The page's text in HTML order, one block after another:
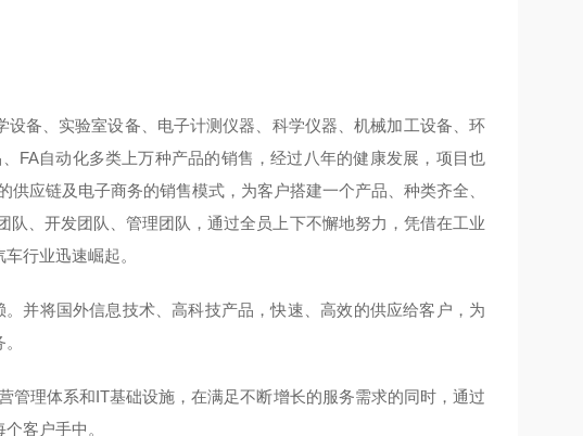
备、实验室设备、电子计测仪器、科学仪器、机械加工设备、环
FA自动化多类上万种产品的销售，经过八年的健康发展，项目也
应链及电子商务的销售模式，为客户搭建一个产品、种类齐全、
、开发团队、管理团队，通过全员上下不懈地努力，凭借在工业
行业迅速崛起。
将国外信息技术、高科技产品，快速、高效的供应给客户，为
理体系和IT基础设施，在满足不断增长的服务需求的同时，通过
客户手中。